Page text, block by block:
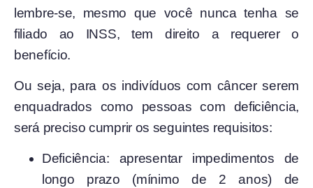
lembre-se, mesmo que você nunca tenha se
filiado ao INSS, tem direito a requerer o
benefício.
Ou seja, para os indivíduos com câncer serem
enquadrados como pessoas com deficiência,
será preciso cumprir os seguintes requisitos:
Deficiência: apresentar impedimentos de
longo prazo (mínimo de 2 anos) de